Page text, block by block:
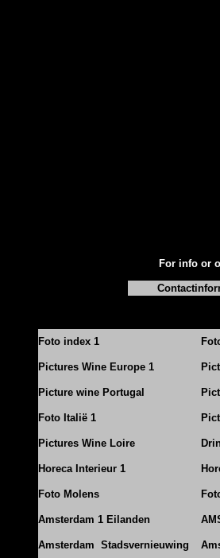
For info or
Foto index 1
Pictures Wine Europe 1
Picture wine Portugal
Foto Italië 1
Pictures Wine Loire
Horeca Interieur 1
Foto Molens
Amsterdam 1 Eilanden
Amsterdam Stadsvernieuwing